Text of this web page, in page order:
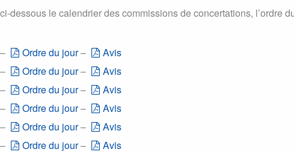
dessous le calendrier des commissions de concertations, l’ordre
Ordre du jour–
Avis
Ordre du jour–
Avis
Ordre du jour–
Avis
Ordre du jour–
Avis
Ordre du jour–
Avis
Ordre du jour– Avis